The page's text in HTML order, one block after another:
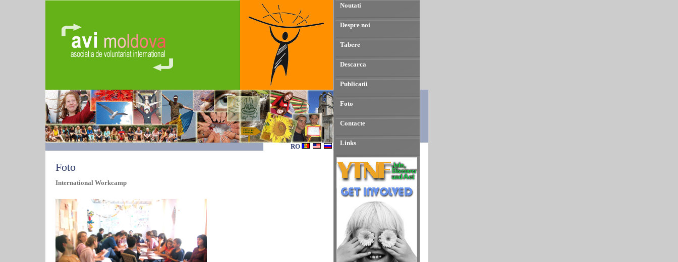
Noutati
Despre noi
Tabere
Descarca
Publicatii
Foto
Contacte
Links
RO
Foto
International Workcamp